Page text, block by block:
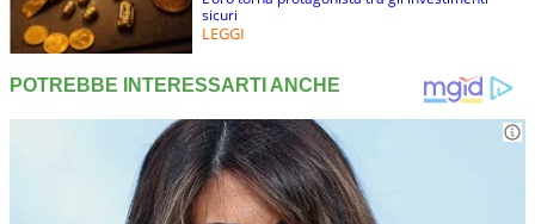
sicuri
LEGGI